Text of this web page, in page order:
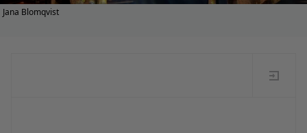
Jana Blomqvist